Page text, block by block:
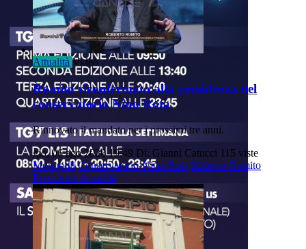
Attualità Video
Romito riconfermato alla presidenza del
conservatorio Nino Rota
Rinnovato il mandato per i prossimi tre anni.
gio, 06 ago 2026 19:49 Di: Gianni Catucci 115 viste
Monopoli Conservatorio-Nino-Rota Roberto-Romito
PresidenteAttualità